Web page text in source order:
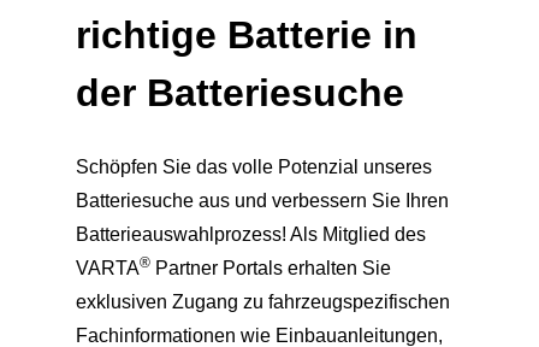
richtige Batterie in
der Batteriesuche
Schöpfen Sie das volle Potenzial unseres
Batteriesuche aus und verbessern Sie Ihren
Batterieauswahlprozess! Als Mitglied des
VARTA® Partner Portals erhalten Sie
exklusiven Zugang zu fahrzeugspezifischen
Fachinformationen wie Einbauanleitungen,